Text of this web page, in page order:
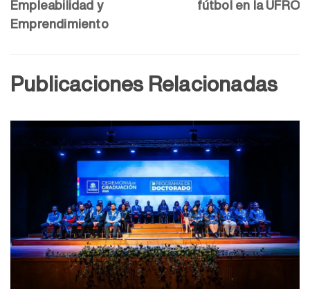
Empleabilidad y
Emprendimiento
fútbol en la UFRO
Publicaciones Relacionadas